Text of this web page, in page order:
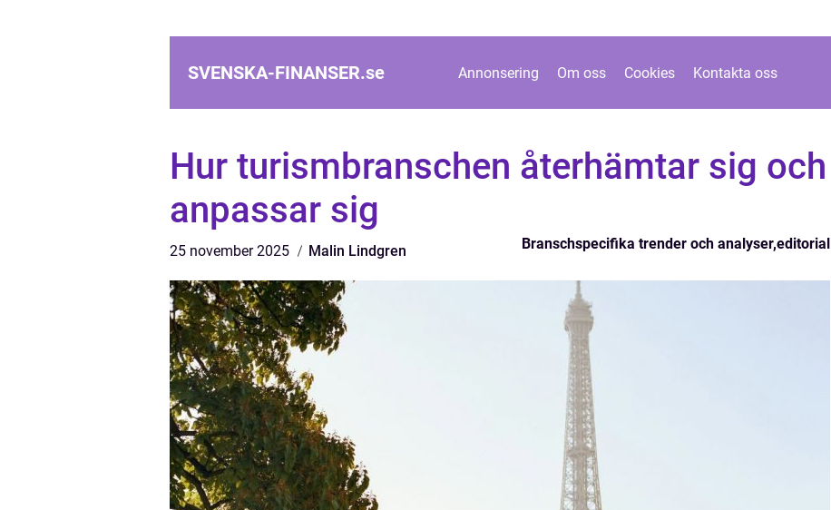
SVENSKA-FINANSER.se Annonsering Om oss Cookies Kontakta oss
Hur turismbranschen återhämtar sig och
anpassar sig
25 november 2025 Malin Lindgren Branschspecifika trender och analyser,editorial